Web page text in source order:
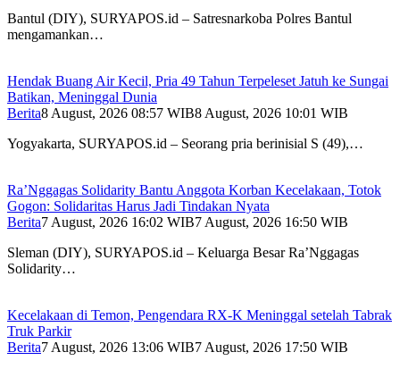
Bantul (DIY), SURYAPOS.id – Satresnarkoba Polres Bantul
mengamankan…
Hendak Buang Air Kecil, Pria 49 Tahun Terpeleset Jatuh ke Sungai
Batikan, Meninggal Dunia
Berita8 August, 2026 08:57 WIB8 August, 2026 10:01 WIB
Yogyakarta, SURYAPOS.id – Seorang pria berinisial S (49),…
Ra’Nggagas Solidarity Bantu Anggota Korban Kecelakaan, Totok
Gogon: Solidaritas Harus Jadi Tindakan Nyata
Berita7 August, 2026 16:02 WIB7 August, 2026 16:50 WIB
Sleman (DIY), SURYAPOS.id – Keluarga Besar Ra’Nggagas
Solidarity…
Kecelakaan di Temon, Pengendara RX-K Meninggal setelah Tabrak
Truk Parkir
Berita7 August, 2026 13:06 WIB7 August, 2026 17:50 WIB